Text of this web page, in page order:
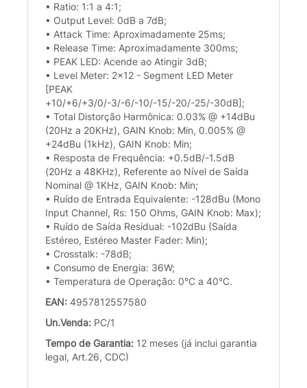
• Ratio: 1:1 a 4:1;
• Output Level: 0dB a 7dB;
• Attack Time: Aproximadamente 25ms;
• Release Time: Aproximadamente 300ms;
• PEAK LED: Acende ao Atingir 3dB;
• Level Meter: 2x12 - Segment LED Meter
[PEAK
+10/+6/+3/0/-3/-6/-10/-15/-20/-25/-30dB];
• Total Distorção Harmônica: 0.03% @ +14dBu
(20Hz a 20KHz), GAIN Knob: Min, 0.005% @
+24dBu (1kHz), GAIN Knob: Min;
• Resposta de Frequência: +0.5dB/-1.5dB
(20Hz a 48KHz), Referente ao Nível de Saída
Nominal @ 1KHz, GAIN Knob: Min;
• Ruído de Entrada Equivalente: -128dBu (Mono
Input Channel, Rs: 150 Ohms, GAIN Knob: Max);
• Ruído de Saída Residual: -102dBu (Saída
Estéreo, Estéreo Master Fader: Min);
• Crosstalk: -78dB;
• Consumo de Energia: 36W;
• Temperatura de Operação: 0°C a 40°C.
EAN: 4957812557580
Un.Venda: PC/1
Tempo de Garantia: 12 meses (já inclui garantia
legal, Art.26, CDC)